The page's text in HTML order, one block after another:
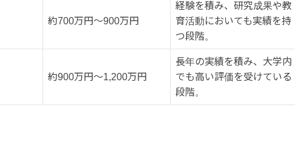
約700万円～900万円
経験を積み、研究成果や教
育活動においても実績を持
つ段階。
約900万円～1,200万円
長年の実績を積み、大学内
でも高い評価を受けている
段階。